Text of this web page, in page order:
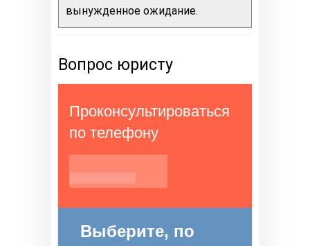
вынужденное ожидание.
Вопрос юристу